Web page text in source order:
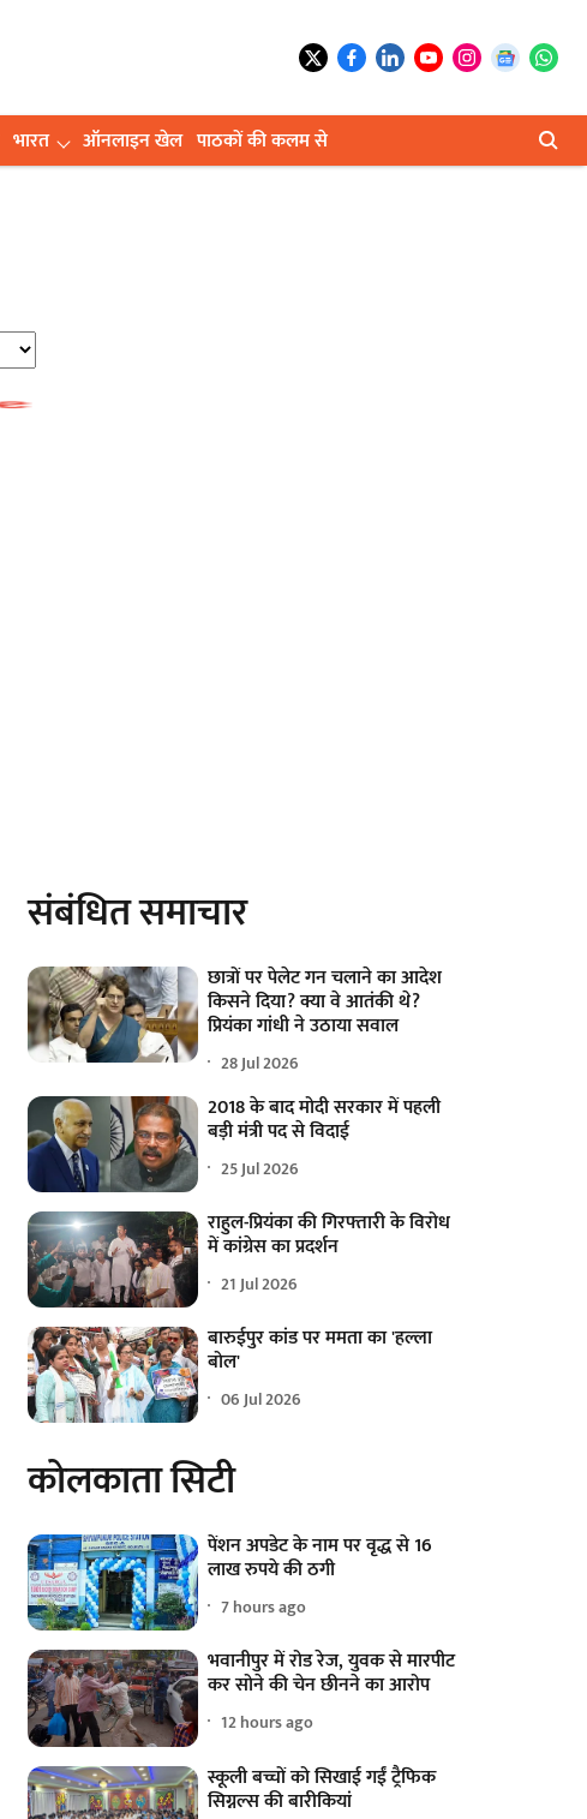
भारत ऑनलाइन खेल पाठकों की कलम से
संबंधित समाचार
छात्रों पर पेलेट गन चलाने का आदेश
किसने दिया? क्या वे आतंकी थे?
प्रियंका गांधी ने उठाया सवाल
28 Jul 2026
2018 के बाद मोदी सरकार में पहली
बड़ी मंत्री पद से विदाई
25 Jul 2026
राहुल-प्रियंका की गिरफ्तारी के विरोध
में कांग्रेस का प्रदर्शन
21 Jul 2026
बारुईपुर कांड पर ममता का 'हल्ला
बोल'
06 Jul 2026
कोलकाता सिटी
पेंशन अपडेट के नाम पर वृद्ध से 16
लाख रुपये की ठगी
7 hours ago
भवानीपुर में रोड रेज, युवक से मारपीट
कर सोने की चेन छीनने का आरोप
12 hours ago
स्कूली बच्चों को सिखाई गईं ट्रैफिक
सिग्नल्स की बारीकियां